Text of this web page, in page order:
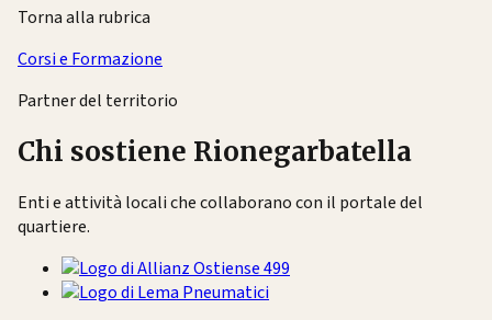
Torna alla rubrica
Corsi e Formazione
Partner del territorio
Chi sostiene Rionegarbatella
Enti e attività locali che collaborano con il portale del
quartiere.